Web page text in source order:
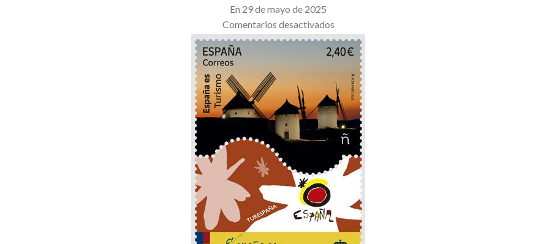
En 29 de mayo de 2025
Comentarios desactivados